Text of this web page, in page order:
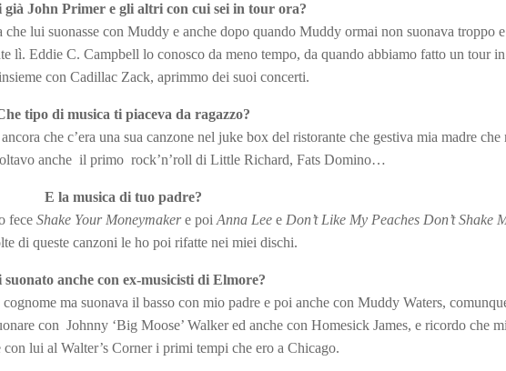
già John Primer e gli altri con cui sei in tour ora?
che lui suonasse con Muddy e anche dopo quando Muddy ormai non suonava troppo
lì. Eddie C. Campbell lo conosco da meno tempo, da quando abbiamo fatto un tour in
con Cadillac Zack, aprimmo dei suoi concerti.
tipo di musica ti piaceva da ragazzo?
che c’era una sua canzone nel juke box del ristorante che gestiva mia madre che
anche il primo rock’n’roll di Little Richard, Fats Domino…
E la musica di tuo padre?
fece Shake Your Moneymakere poi Anna Leee Don’t Like My Peaches Don’t Shake
di queste canzoni le ho poi rifatte nei miei dischi.
suonato anche con ex-musicisti di Elmore?
ma suonava il basso con mio padre e poi anche con Muddy Waters,
con Johnny ‘Big Moose’ Walker ed anche con Homesick James, e ricordo che mi
con lui al Walter’s Corner i primi tempi che ero a Chicago.